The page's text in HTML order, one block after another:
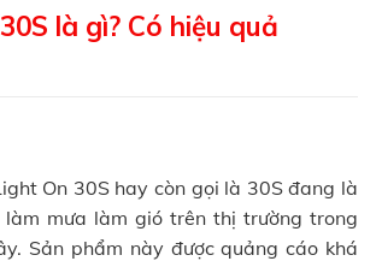
là gì? Có hiệu quả
On 30S hay còn gọi là 30S đang là
làm mưa làm gió trên thị trường trong
Sản phẩm này được quảng cáo khá